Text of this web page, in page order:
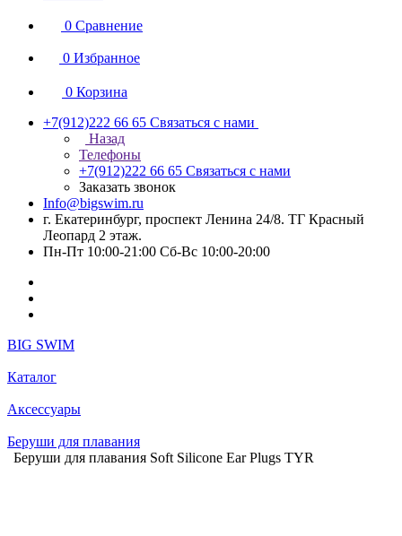
0 Сравнение
0 Избранное
0 Корзина
+7(912)222 66 65 Связаться с нами
Назад
Телефоны
+7(912)222 66 65 Связаться с нами
Заказать звонок
Info@bigswim.ru
г. Екатеринбург, проспект Ленина 24/8. ТГ Красный
Леопард 2 этаж.
Пн-Пт 10:00-21:00 Сб-Вс 10:00-20:00
BIG SWIM
Каталог
Аксессуары
Беруши для плавания
Беруши для плавания Soft Silicone Ear Plugs TYR